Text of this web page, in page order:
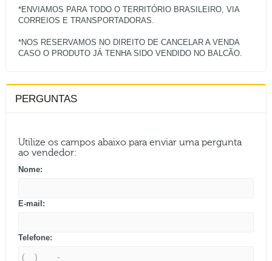
*ENVIAMOS PARA TODO O TERRITÓRIO BRASILEIRO, VIA
CORREIOS E TRANSPORTADORAS.
*NOS RESERVAMOS NO DIREITO DE CANCELAR A VENDA
PERGUNTAS
Utilize os campos abaixo para enviar uma pergunta
ao vendedor:
Nome:
E-mail:
Telefone: